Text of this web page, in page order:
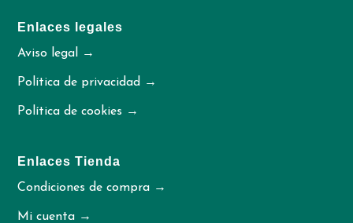
Enlaces legales
Aviso legal →
Política de privacidad →
Política de cookies →
Enlaces Tienda
Condiciones de compra →
Mi cuenta →